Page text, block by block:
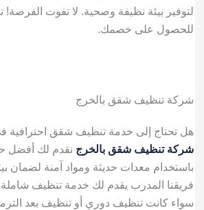
لتوفير بيئة نظيفة وصحية. لا تفوت الفرصة!
للحصول على خصمك.
شركة تنظيف شقق بالخرج
هل تحتاج إلى خدمة تنظيف شقق احترافية
شركة تنظيف شقق بالخرج نقدم لك أفضل
باستخدام معدات حديثة ومواد آمنة لضمان
فريقنا المدرب يقدم لك خدمة تنظيف
سواء كانت تنظيف دوري أو تنظيف بعد